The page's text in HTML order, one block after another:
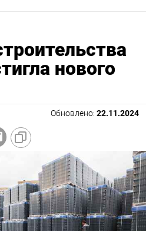
нового
Обновлено: 22.11.2024